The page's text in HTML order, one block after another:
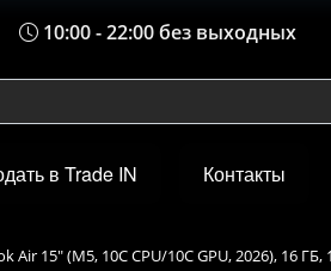
10:00 - 22:00 без выходных
в Trade IN Контакты
Air 15" (M5, 10C CPU/10C GPU, 2026), 16